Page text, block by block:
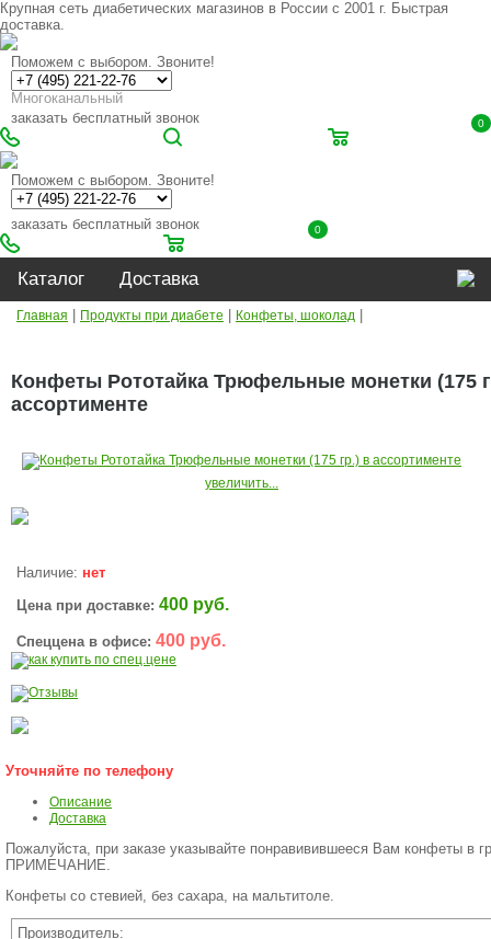
Крупная сеть диабетических магазинов в России с 2001 г. Быстрая
доставка.
Поможем с выбором. Звоните!
Многоканальный
заказать бесплатный звонок
0
Поможем с выбором. Звоните!
заказать бесплатный звонок 0
Каталог Доставка
Главная Продукты при диабете Конфеты, шоколад
Конфеты Рототайка Трюфельные монетки (175
ассортименте
увеличить...
Наличие: нет
Цена при доставке: 400 руб.
Спеццена в офисе: 400 руб.
Уточняйте по телефону
Описание
Доставка
Пожалуйста, при заказе указывайте понравивившееся Вам конфеты в
ПРИМЕЧАНИЕ.
Конфеты со стевией, без сахара, на мальтитоле.
Производитель: